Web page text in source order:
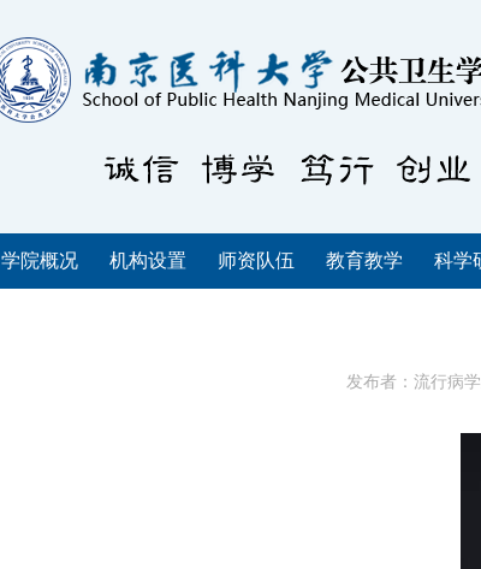
学院概况 机构设置 师资队伍 教育教学 科学
发布者：流行病